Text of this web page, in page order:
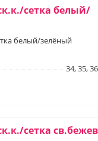
сетка белый/
белый/зелёный
34, 35,
сетка